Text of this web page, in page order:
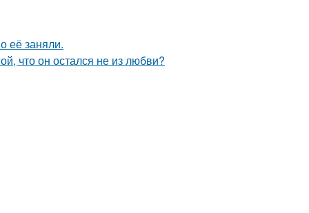
её заняли.
что он остался не из любви?